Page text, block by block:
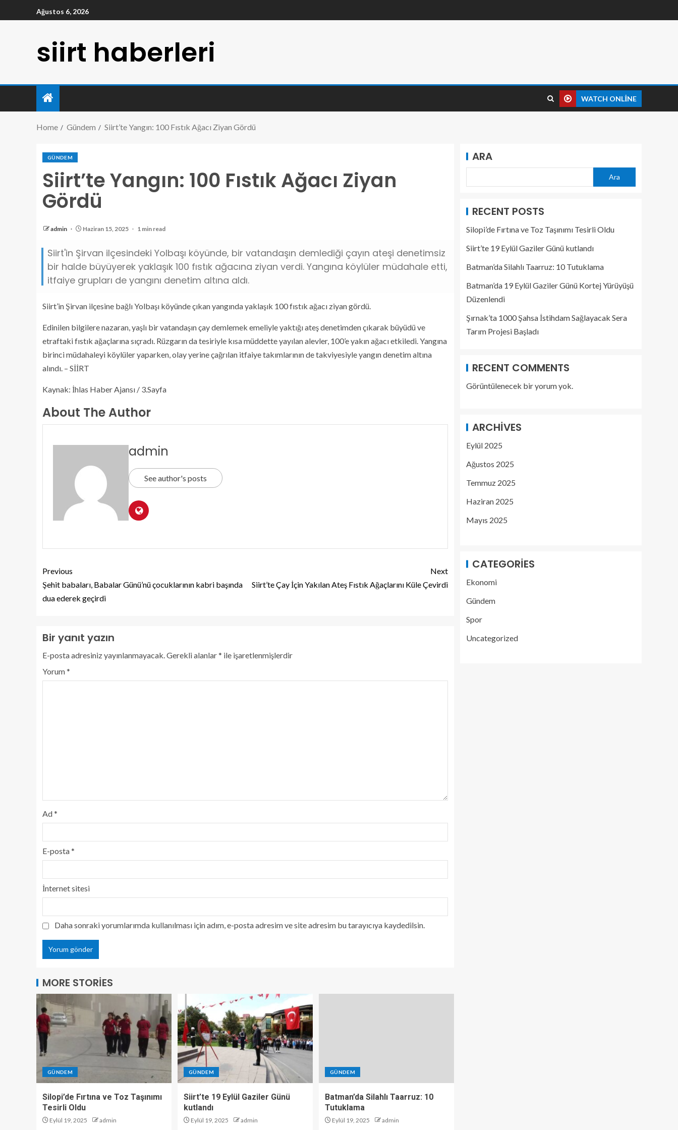
Ağustos 6, 2026
siirt haberleri
WATCH ONLINE
Home Gündem Siirt’te Yangın: 100 Fıstık Ağacı Ziyan Gördü
GÜNDEM
Siirt’te Yangın: 100 Fıstık Ağacı Ziyan
Gördü
admin Haziran 15, 2025 1 min read
Siirt'in Şirvan ilçesindeki Yolbaşı köyünde, bir vatandaşın demlediği çayın ateşi denetimsiz
bir halde büyüyerek yaklaşık 100 fıstık ağacına ziyan verdi. Yangına köylüler müdahale etti,
itfaiye grupları de yangını denetim altına aldı.
Siirt’in Şirvan ilçesine bağlı Yolbaşı köyünde çıkan yangında yaklaşık 100 fıstık ağacı ziyan gördü.
Edinilen bilgilere nazaran, yaşlı bir vatandaşın çay demlemek emeliyle yaktığı ateş denetimden çıkarak büyüdü ve
etraftaki fıstık ağaçlarına sıçradı. Rüzgarın da tesiriyle kısa müddette yayılan alevler, 100’e yakın ağacı etkiledi. Yangına
birinci müdahaleyi köylüler yaparken, olay yerine çağrılan itfaiye takımlarının de takviyesiyle yangın denetim altına
alındı. – SİİRT
Kaynak: İhlas Haber Ajansı / 3.Sayfa
About The Author
admin
See author's posts
Previous
Şehit babaları, Babalar Günü’nü çocuklarının kabri başında
dua ederek geçirdi
Next
Siirt’te Çay İçin Yakılan Ateş Fıstık Ağaçlarını Küle Çevirdi
Bir yanıt yazın
E-posta adresiniz yayınlanmayacak.Gerekli alanlar* ile işaretlenmişlerdir
Yorum*
Ad*
E-posta*
İnternet sitesi
Daha sonraki yorumlarımda kullanılması için adım, e-posta adresim ve site adresim bu tarayıcıya kaydedilsin.
MORE STORIES
GÜNDEM
Silopi’de Fırtına ve Toz Taşınımı
Tesirli Oldu
Eylül 19, 2025 admin
GÜNDEM
Siirt’te 19 Eylül Gaziler Günü
kutlandı
Eylül 19, 2025 admin
GÜNDEM
Batman’da Silahlı Taarruz: 10
Tutuklama
Eylül 19, 2025 admin
ARA
Ara
RECENT POSTS
Silopi’de Fırtına ve Toz Taşınımı Tesirli Oldu
Siirt’te 19 Eylül Gaziler Günü kutlandı
Batman’da Silahlı Taarruz: 10 Tutuklama
Batman’da 19 Eylül Gaziler Günü Kortej Yürüyüşü
Düzenlendi
Şırnak’ta 1000 Şahsa İstihdam Sağlayacak Sera
Tarım Projesi Başladı
RECENT COMMENTS
Görüntülenecek bir yorum yok.
ARCHIVES
Eylül 2025
Ağustos 2025
Temmuz 2025
Haziran 2025
Mayıs 2025
CATEGORIES
Ekonomi
Gündem
Spor
Uncategorized